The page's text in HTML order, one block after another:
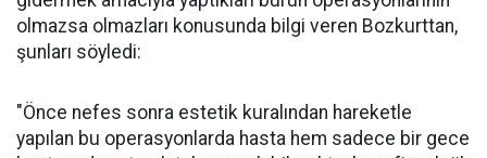
olmazsa olmazları konusunda bilgi veren Bozkurttan,
şunları söyledi:
"Önce nefes sonra estetik kuralından hareketle
yapılan bu operasyonlarda hasta hem sadece bir gece